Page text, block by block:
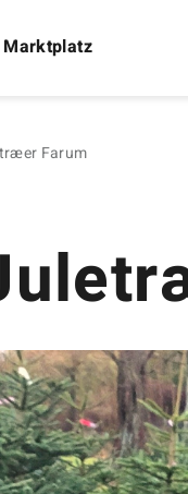
Marktplatz
Farum